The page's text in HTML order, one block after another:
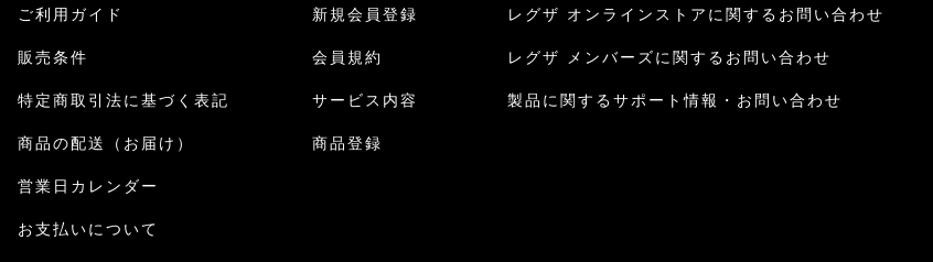
ご利用ガイド
販売条件
特定商取引法に基づく表記
商品の配送（お届け）
営業日カレンダー
お支払いについて
新規会員登録
会員規約
サービス内容
商品登録
レグザ オンラインストアに関するお問い合わせ
レグザ メンバーズに関するお問い合わせ
製品に関するサポート情報・お問い合わせ